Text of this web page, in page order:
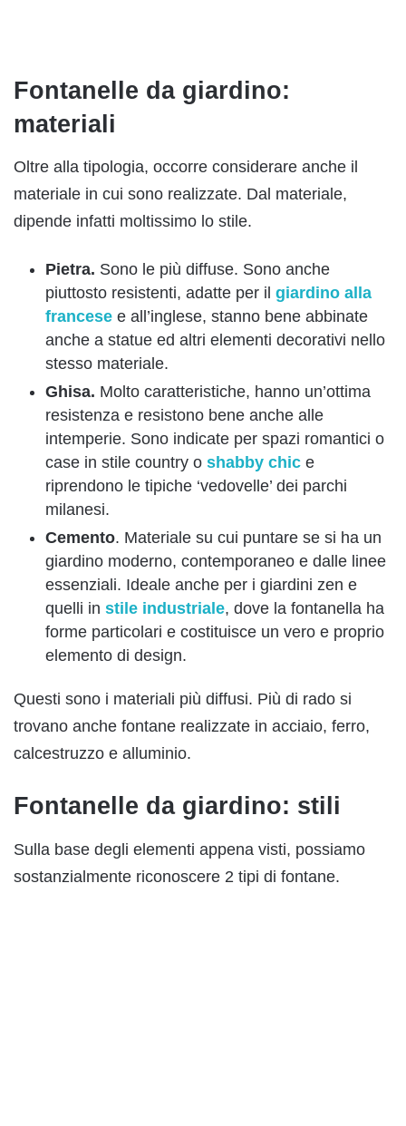
Fontanelle da giardino:
materiali
Oltre alla tipologia, occorre considerare anche il
materiale in cui sono realizzate. Dal materiale,
dipende infatti moltissimo lo stile.
Pietra. Sono le più diffuse. Sono anche
piuttosto resistenti, adatte per il giardino alla
francese e all’inglese, stanno bene abbinate
anche a statue ed altri elementi decorativi nello
stesso materiale.
Ghisa. Molto caratteristiche, hanno un’ottima
resistenza e resistono bene anche alle
intemperie. Sono indicate per spazi romantici o
case in stile country o shabby chic e
riprendono le tipiche ‘vedovelle’ dei parchi
milanesi.
Cemento. Materiale su cui puntare se si ha un
giardino moderno, contemporaneo e dalle linee
essenziali. Ideale anche per i giardini zen e
quelli in stile industriale, dove la fontanella ha
forme particolari e costituisce un vero e proprio
elemento di design.
Questi sono i materiali più diffusi. Più di rado si
trovano anche fontane realizzate in acciaio, ferro,
calcestruzzo e alluminio.
Fontanelle da giardino: stili
Sulla base degli elementi appena visti, possiamo
sostanzialmente riconoscere 2 tipi di fontane.